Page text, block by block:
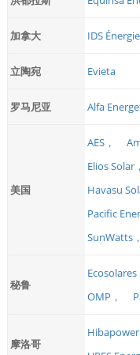
加拿大 IDS Énergie
立陶宛 Evieta
罗马尼亚 Alfa
美国
AES，
Elios Solar，
Havasu
Pacific
SunWatts，
秘鲁
Ecosolares
OMP，
摩洛哥
Hibapower